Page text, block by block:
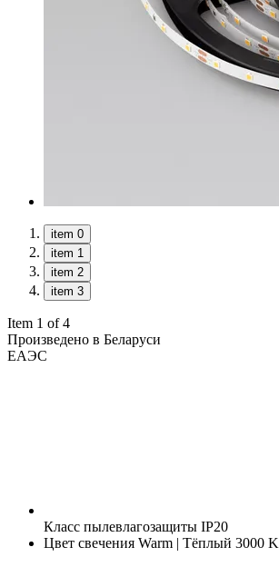
item 0
item 1
item 2
item 3
Item 1 of 4
Произведено в Беларуси
ЕАЭС
Класс пылевлагозащиты IP20
Цвет свечения Warm | Тёплый 3000 K